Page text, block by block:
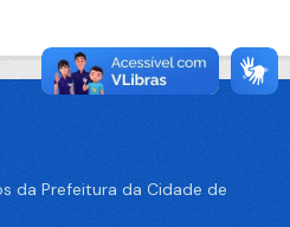
da Prefeitura da Cidade de